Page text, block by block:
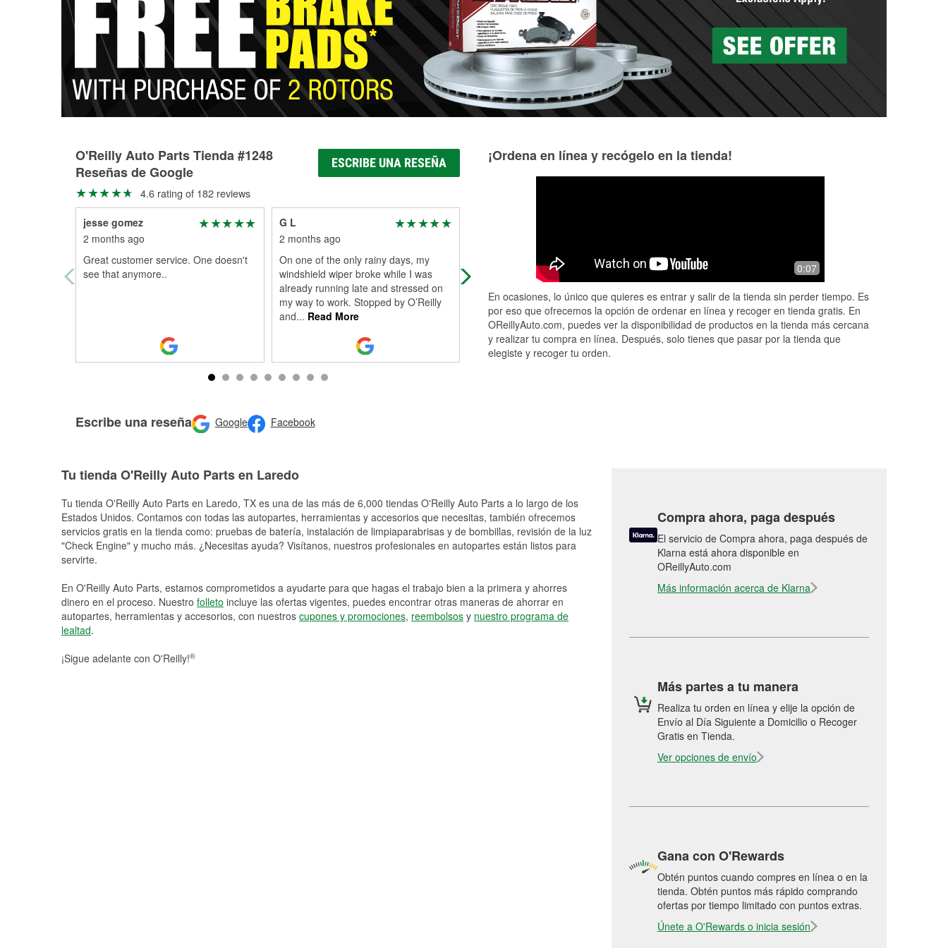
O'Reilly Auto Parts Tienda #1248
Reseñas de Google
ESCRIBE UNA RESEÑA
4.6 rating of 182 reviews
jesse gomez
2 months ago
Great customer service. One doesn't
see that anymore..
G L
2 months ago
On one of the only rainy days, my
windshield wiper broke while I was
already running late and stressed on
my way to work. Stopped by O’Reilly
and... Read More
Loved the service a man named Juan
helped me out so much today he knew
get the parts I needed today would
recomm...Read More
I had a great experience at O’Reilly
Auto Parts. The staff was very
help me find exactly what I needed.
They e ...Read More
Escribe una reseña Google Facebook
¡Ordena en línea y recógelo en la tienda!
0:07
En ocasiones, lo único que quieres es entrar y salir de la tienda sin perder tiempo. Es
por eso que ofrecemos la opción de ordenar en línea y recoger en tienda gratis. En
OReillyAuto.com, puedes ver la disponibilidad de productos en la tienda más cercana
y realizar tu compra en línea. Después, solo tienes que pasar por la tienda que
elegiste y recoger tu orden.
Tu tienda O'Reilly Auto Parts en Laredo
Tu tienda O'Reilly Auto Parts en Laredo, TX es una de las más de 6,000 tiendas O'Reilly Auto Parts a lo largo de los
Estados Unidos. Contamos con todas las autopartes, herramientas y accesorios que necesitas, también ofrecemos
servicios gratis en la tienda como: pruebas de batería, instalación de limpiaparabrisas y de bombillas, revisión de la luz
"Check Engine" y mucho más. ¿Necesitas ayuda? Visítanos, nuestros profesionales en autopartes están listos para
servirte.
En O'Reilly Auto Parts, estamos comprometidos a ayudarte para que hagas el trabajo bien a la primera y ahorres
dinero en el proceso. Nuestro folleto incluye las ofertas vigentes, puedes encontrar otras maneras de ahorrar en
autopartes, herramientas y accesorios, con nuestros cupones y promociones, reembolsos y nuestro programa de
lealtad.
¡Sigue adelante con O'Reilly!®
Compra ahora, paga después
El servicio de Compra ahora, paga después de
Klarna está ahora disponible en
OReillyAuto.com
Más información acerca de Klarna
Más partes a tu manera
Realiza tu orden en línea y elije la opción de
Envío al Día Siguiente a Domicilio o Recoger
Gratis en Tienda.
Ver opciones de envío
Gana con O'Rewards
Obtén puntos cuando compres en línea o en la
tienda. Obtén puntos más rápido comprando
ofertas por tiempo limitado con puntos extras.
Únete a O'Rewards o inicia sesión